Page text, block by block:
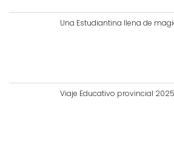
Una Estudiantina llena de
Viaje Educativo provincial 2025